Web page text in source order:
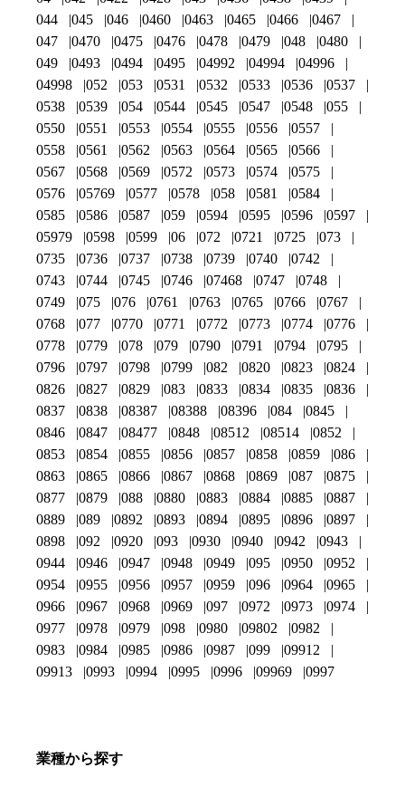
044
045 046 0460 0463 0465 0466
0467
047
0470 0475 0476 0478 0479 048
0480
049
0493 0494 0495 04992 04994
04996
04998
052 053 0531 0532 0533 0536
0537
0538
0539 054 0544 0545 0547 0548
055
0550
0551 0553 0554 0555 0556
0557
0558
0561 0562 0563 0564 0565
0566
0567
0568 0569 0572 0573 0574
0575
0576
05769 0577 0578 058 0581
0584
0585
0586 0587 059 0594 0595 0596
0597
05979
0598 0599 06 072 0721 0725
073
0735
0736 0737 0738 0739 0740
0742
0743
0744 0745 0746 07468 0747
0748
0749
075 076 0761 0763 0765 0766
0767
0768
077 0770 0771 0772 0773 0774
0776
0778
0779 078 079 0790 0791 0794
0795
0796
0797 0798 0799 082 0820 0823
0824
0826
0827 0829 083 0833 0834 0835
0836
0837
0838 08387 08388 08396 084
0845
0846
0847 08477 0848 08512 08514
0852
0853
0854 0855 0856 0857 0858 0859
086
0863
0865 0866 0867 0868 0869 087
0875
0877
0879 088 0880 0883 0884 0885
0887
0889
089 0892 0893 0894 0895 0896
0897
0898
092 0920 093 0930 0940 0942
0943
0944
0946 0947 0948 0949 095 0950
0952
0954
0955 0956 0957 0959 096 0964
0965
0966
0967 0968 0969 097 0972 0973
0974
0977
0978 0979 098 0980 09802
0982
0983
0984 0985 0986 0987 099
09912
09913
0993 0994 0995 0996 09969 0997
業種から探す